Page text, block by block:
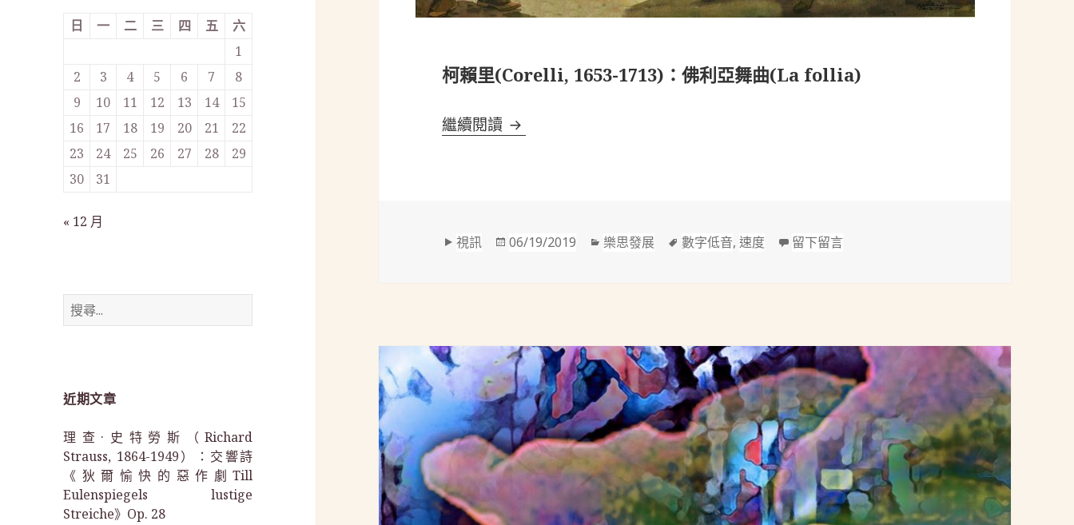
日 一 二 三 四 五
六
1
2
3 4 5 6 7
8
9
10 11 12 13 14
15
16
17 18 19 20 21
22
23
24 25 26 27 28
29
30
31
« 12 月
搜
尋
近期文章
理查·史特勞斯（Richard
Strauss, 1864-1949）：交響詩
《狄爾愉快的惡作劇Till
Eulenspiegels lustige
Streiche》Op. 28
柯賴里(Corelli, 1653-1713)：佛利亞舞曲(La follia)
繼續閱讀 柯賴里(Corelli, 1653-1713)：佛利亞舞曲(La follia)
格
視訊
發
06/19/2019
分
樂思發展
標
數字低音,速度 留下留言在 柯賴里(Corelli, 1653-1713)：佛利亞